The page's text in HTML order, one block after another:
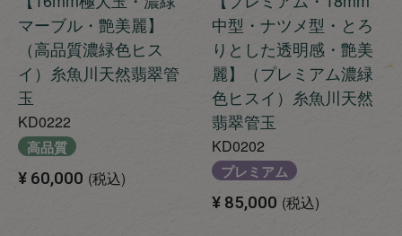
マーブル・艶美麗】
（高品質濃緑色ヒス
イ）糸魚川天然翡翠管
玉
KD0222
高品質
¥ 60,000 税込
中型・ナツメ型・とろ
りとした透明感・艶美
麗】（プレミアム濃緑
色ヒスイ）糸魚川天然
翡翠管玉
KD0202
プレミアム
¥ 85,000 税込